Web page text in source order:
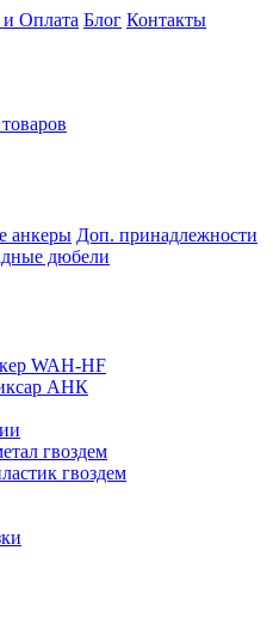
и Оплата Блог Контакты
анкеры Доп. принадлежности
дюбели
WAH-HF
АНК
гвоздем
гвоздем